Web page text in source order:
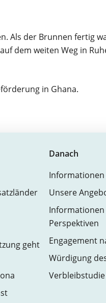
Als der Brunnen fertig
dem weiten Weg in
in Ghana.
geht
Danach
Informationen
Unsere
Perspektiven
Engagement
Würdigung
Verbleibstudie